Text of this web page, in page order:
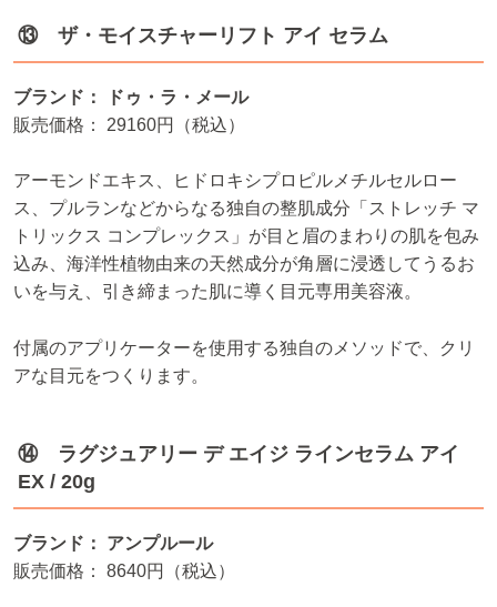
⑬ ザ・モイスチャーリフト アイ セラム
ブランド： ドゥ・ラ・メール
販売価格： 29160円（税込）
アーモンドエキス、ヒドロキシプロピルメチルセルロー
ス、プルランなどからなる独自の整肌成分「ストレッチ マ
トリックス コンプレックス」が目と眉のまわりの肌を包み
込み、海洋性植物由来の天然成分が角層に浸透してうるお
いを与え、引き締まった肌に導く目元専用美容液。
付属のアプリケーターを使用する独自のメソッドで、クリ
アな目元をつくります。
⑭ ラグジュアリー デ エイジ ラインセラム アイ
EX / 20g
ブランド： アンプルール
販売価格： 8640円（税込）